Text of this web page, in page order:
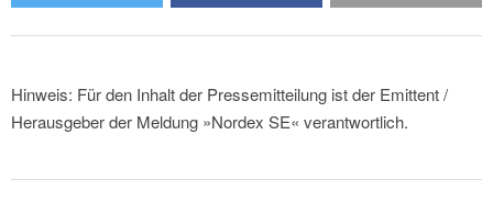
Hinweis: Für den Inhalt der Pressemitteilung ist der Emittent /
Herausgeber der Meldung »Nordex SE« verantwortlich.